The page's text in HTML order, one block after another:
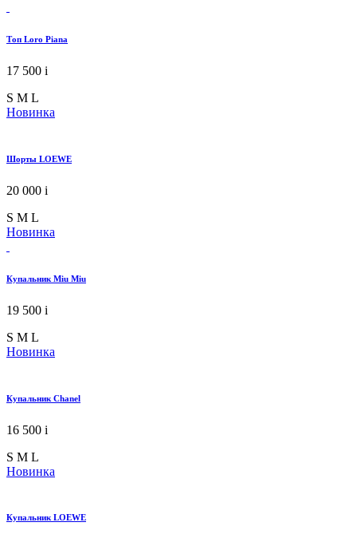
Топ Loro Piana
17 500 i
S M L
Новинка
Шорты LOEWE
20 000 i
S M L
Новинка
Купальник Miu Miu
19 500 i
S M L
Новинка
Купальник Chanel
16 500 i
S M L
Новинка
Купальник LOEWE